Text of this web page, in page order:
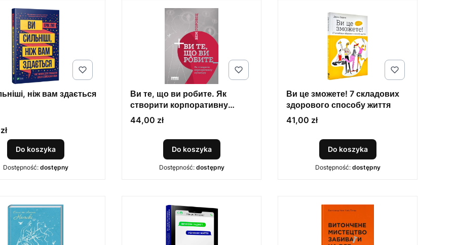
ніж вам здається
Do koszyka
Dostępność: dostępny
Ви те, що ви робите. Як
створити корпоративну
культуру
Cena
44,00 zł
Do koszyka
Dostępność: dostępny
Ви це зможете! 7 складових
здорового способу життя
Cena
41,00 zł
Do koszyka
Dostępność: dostępny